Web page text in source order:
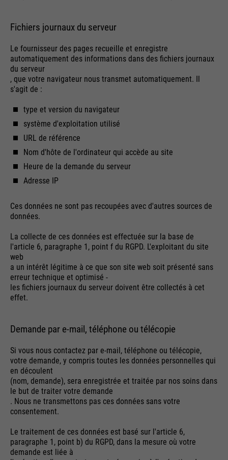
Fichiers journaux du serveur
Le fournisseur des pages recueille et enregistre
automatiquement des informations dans des fichiers journaux
du serveur
, que votre navigateur nous transmet automatiquement. Il
s'agit de :
type et version du navigateur
système d'exploitation utilisé
URL de référence
Nom d'hôte de l'ordinateur qui accède au site
Heure de la demande du serveur
Adresse IP
Ces données ne sont pas recoupées avec d'autres sources de
données.
La collecte de ces données est effectuée sur la base de
l'article 6, paragraphe 1, point f du RGPD. L'exploitant du site
web
a un intérêt légitime à ce que son site web soit présenté sans
erreur technique et optimisé -
les fichiers journaux du serveur doivent être collectés à cet
effet.
Demande par e-mail, téléphone ou télécopie
Si vous nous contactez par e-mail, téléphone ou télécopie,
votre demande, y compris toutes les données personnelles qui
en découlent
(nom, demande), sera enregistrée et traitée par nos soins dans
le but de traiter votre demande
. Nous ne transmettons pas ces données sans votre
consentement.
Le traitement de ces données est basé sur l'article 6,
paragraphe 1, point b) du RGPD, dans la mesure où votre
demande est liée à